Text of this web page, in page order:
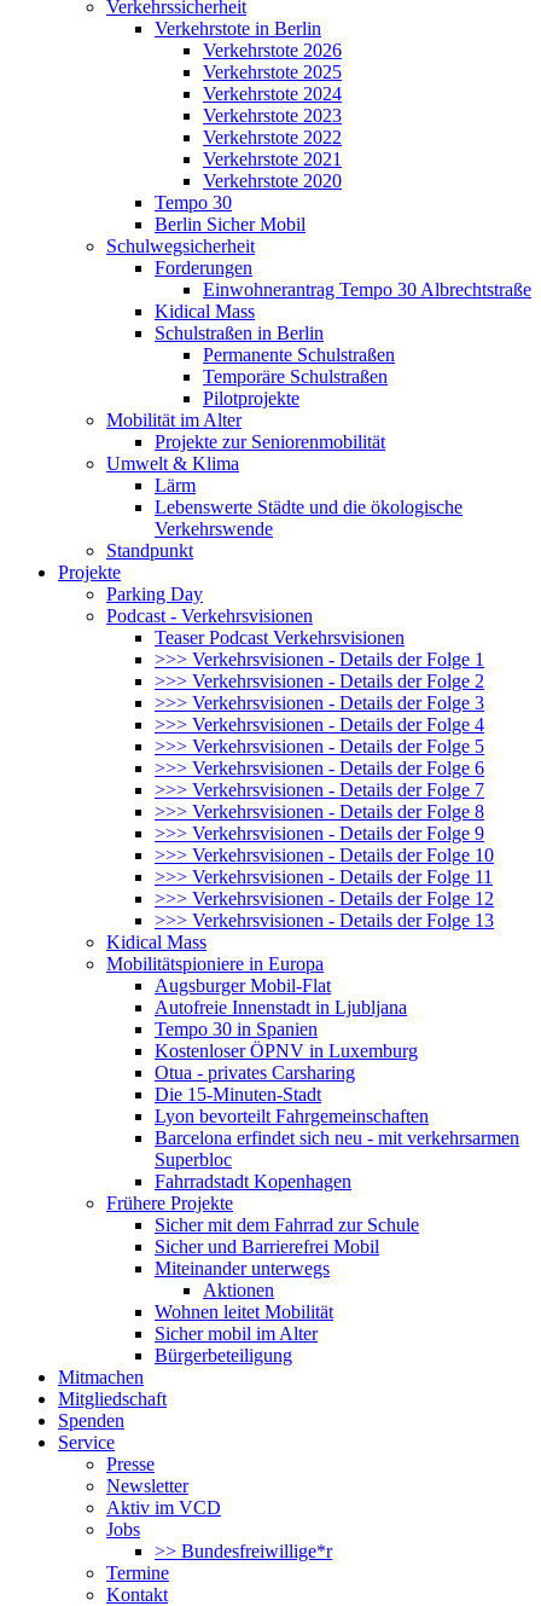
Verkehrssicherheit
Verkehrstote in Berlin
Verkehrstote 2026
Verkehrstote 2025
Verkehrstote 2024
Verkehrstote 2023
Verkehrstote 2022
Verkehrstote 2021
Verkehrstote 2020
Tempo 30
Berlin Sicher Mobil
Schulwegsicherheit
Forderungen
Einwohnerantrag Tempo 30 Albrechtstraße
Kidical Mass
Schulstraßen in Berlin
Permanente Schulstraßen
Temporäre Schulstraßen
Pilotprojekte
Mobilität im Alter
Projekte zur Seniorenmobilität
Umwelt & Klima
Lärm
Lebenswerte Städte und die ökologische
Verkehrswende
Standpunkt
Projekte
Parking Day
Podcast - Verkehrsvisionen
Teaser Podcast Verkehrsvisionen
>>> Verkehrsvisionen - Details der Folge 1
>>> Verkehrsvisionen - Details der Folge 2
>>> Verkehrsvisionen - Details der Folge 3
>>> Verkehrsvisionen - Details der Folge 4
>>> Verkehrsvisionen - Details der Folge 5
>>> Verkehrsvisionen - Details der Folge 6
>>> Verkehrsvisionen - Details der Folge 7
>>> Verkehrsvisionen - Details der Folge 8
>>> Verkehrsvisionen - Details der Folge 9
>>> Verkehrsvisionen - Details der Folge 10
>>> Verkehrsvisionen - Details der Folge 11
>>> Verkehrsvisionen - Details der Folge 12
>>> Verkehrsvisionen - Details der Folge 13
Kidical Mass
Mobilitätspioniere in Europa
Augsburger Mobil-Flat
Autofreie Innenstadt in Ljubljana
Tempo 30 in Spanien
Kostenloser ÖPNV in Luxemburg
Otua - privates Carsharing
Die 15-Minuten-Stadt
Lyon bevorteilt Fahrgemeinschaften
Barcelona erfindet sich neu - mit verkehrsarmen
Superbloc
Fahrradstadt Kopenhagen
Frühere Projekte
Sicher mit dem Fahrrad zur Schule
Sicher und Barrierefrei Mobil
Miteinander unterwegs
Aktionen
Wohnen leitet Mobilität
Sicher mobil im Alter
Bürgerbeteiligung
Mitmachen
Mitgliedschaft
Spenden
Service
Presse
Newsletter
Aktiv im VCD
Jobs
>> Bundesfreiwillige*r
Termine
Kontakt